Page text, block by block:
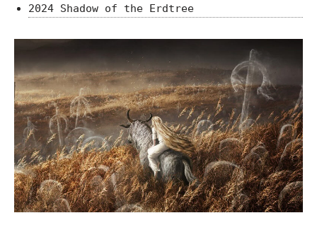
2024 Shadow of the Erdtree